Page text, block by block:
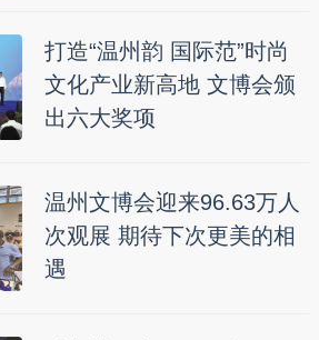
打造“温州韵 国际范”时尚
文化产业新高地 文博会颁
出六大奖项
温州文博会迎来96.63万人
次观展 期待下次更美的相
遇